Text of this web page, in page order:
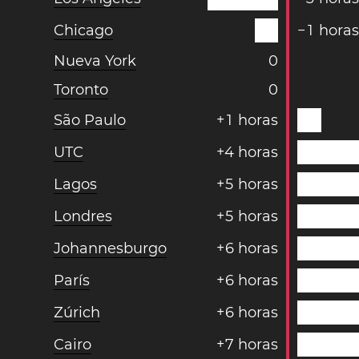
Chicago
−1 horas
Nueva York
0
Toronto
0
São Paulo
+1 horas
UTC
+4 horas
Lagos
+5 horas
Londres
+5 horas
Johannesburgo
+6 horas
París
+6 horas
Zúrich
+6 horas
Cairo
+7 horas